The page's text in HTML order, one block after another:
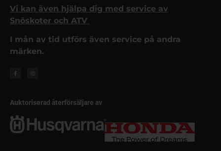
Vi kan även hjälpa dig med service av
Snöskoter och ATV
I mån av tid utförs även service på andra
märken.
Auktoriserad återförsäljare av